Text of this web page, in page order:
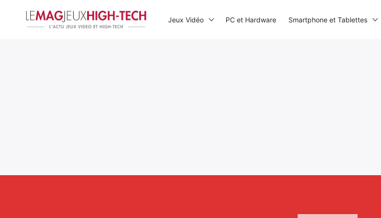
Jeux Vidéo PC et Hardware Smartphone et Tablettes